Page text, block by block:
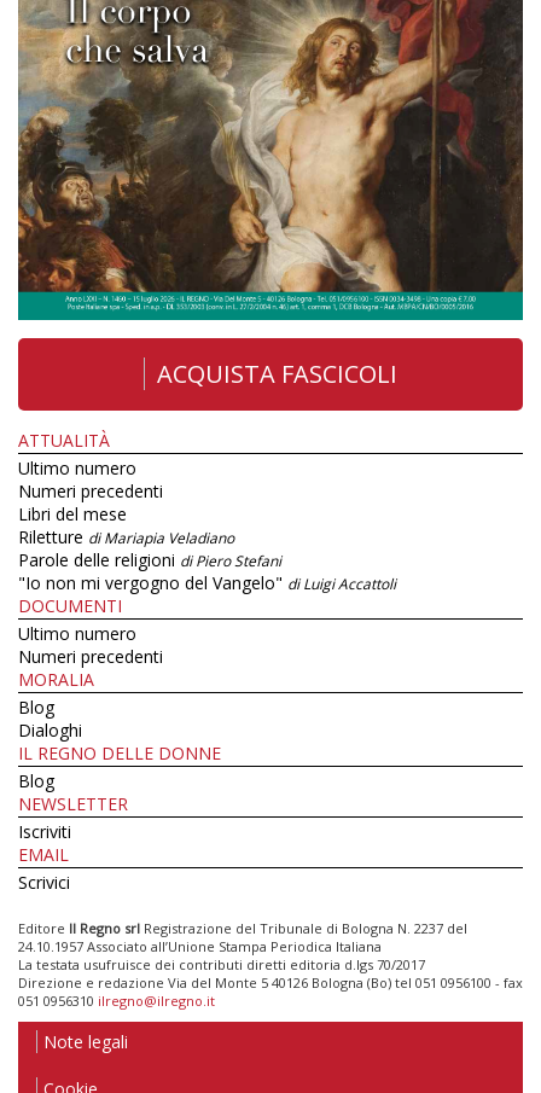
ACQUISTA FASCICOLI
ATTUALITÀ
Ultimo numero
Numeri precedenti
Libri del mese
Riletture di Mariapia Veladiano
Parole delle religioni di Piero Stefani
"Io non mi vergogno del Vangelo" di Luigi Accattoli
DOCUMENTI
Ultimo numero
Numeri precedenti
MORALIA
Blog
Dialoghi
IL REGNO DELLE DONNE
Blog
NEWSLETTER
Iscriviti
EMAIL
Scrivici
Editore Il Regno srl Registrazione del Tribunale di Bologna N. 2237 del
24.10.1957 Associato all’Unione Stampa Periodica Italiana
La testata usufruisce dei contributi diretti editoria d.lgs 70/2017
Direzione e redazione Via del Monte 5 40126 Bologna (Bo) tel 051 0956100 - fax
051 0956310 ilregno@ilregno.it
Note legali